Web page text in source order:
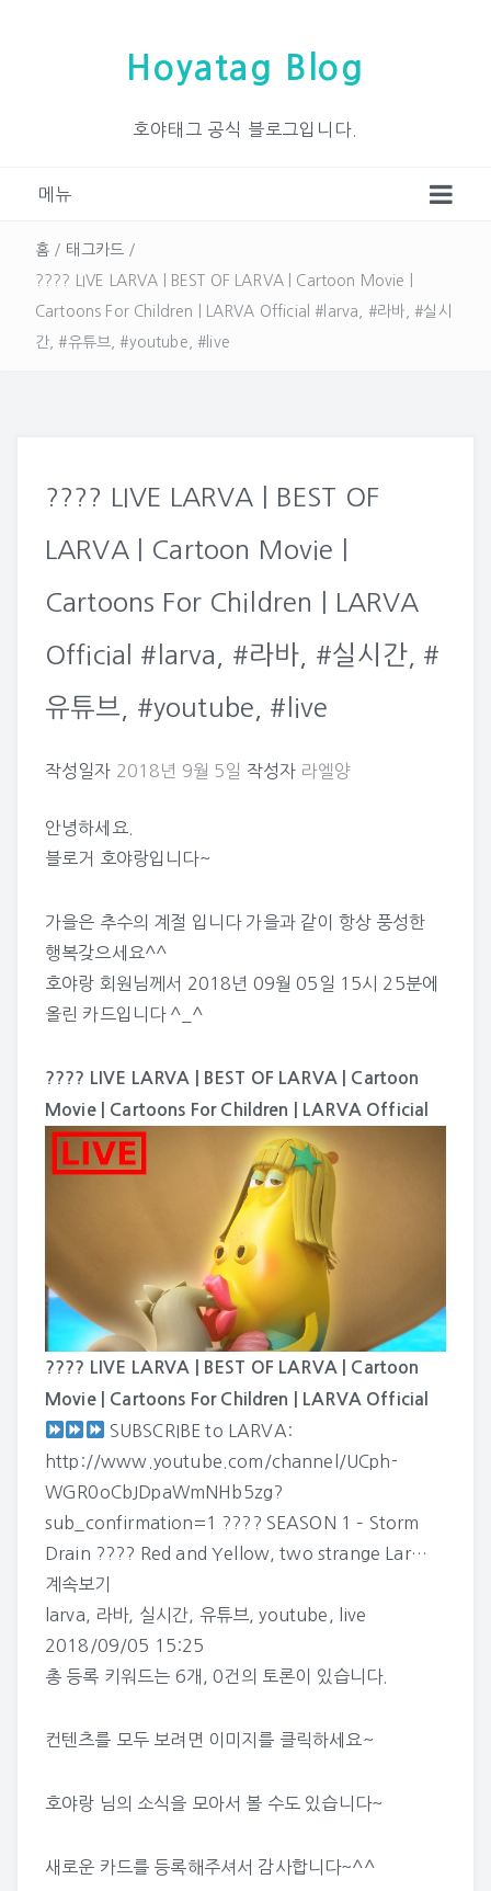
Hoyatag Blog
호야태그 공식 블로그입니다.
메뉴
홈 / 태그카드 /
???? LIVE LARVA | BEST OF LARVA | Cartoon Movie |
Cartoons For Children | LARVA Official #larva, #라바, #실시
간, #유튜브, #youtube, #live
???? LIVE LARVA | BEST OF
LARVA | Cartoon Movie |
Cartoons For Children | LARVA
Official #larva, #라바, #실시간, #
유튜브, #youtube, #live
작성일자 2018년 9월 5일 작성자 라엘양
안녕하세요.
블로거 호야랑입니다~
가을은 추수의 계절 입니다 가을과 같이 항상 풍성한
행복갖으세요^^
호야랑 회원님께서 2018년 09월 05일 15시 25분에
올린 카드입니다 ^_^
???? LIVE LARVA | BEST OF LARVA | Cartoon
Movie | Cartoons For Children | LARVA Official
???? LIVE LARVA | BEST OF LARVA | Cartoon
Movie | Cartoons For Children | LARVA Official
SUBSCRIBE to LARVA:
http://www.youtube.com/channel/UCph-
WGR0oCbJDpaWmNHb5zg?
sub_confirmation=1 ???? SEASON 1 – Storm
Drain ???? Red and Yellow, two strange Lar…
계속보기
larva
라바, 실시간 유튜브 ,youtube
live
2018/09/05 15:25
총 등록 키워드는 6개, 0건의 토론이 있습니다.
컨텐츠를 모두 보려면 이미지를 클릭하세요~
호야랑 님의 소식을 모아서 볼 수도 있습니다~
새로운 카드를 등록해주셔서 감사합니다~^^